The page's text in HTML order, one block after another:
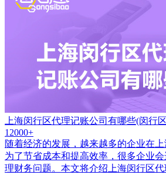
上海闵行区代理记账公司有哪些(闵行
12000+
随着经济的发展，越来越多的企业在上
为了节省成本和提高效率，很多企业
理财务问题。本文将介绍上海闵行区